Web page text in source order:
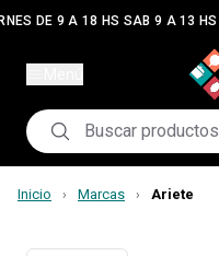
DE 9 A 18 HS SAB 9 A 13 HS•
Inicio › Marcas › Ariete